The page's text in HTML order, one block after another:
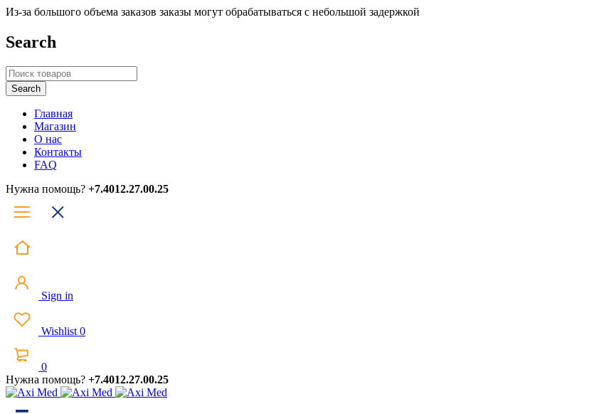
Из-за большого объема заказов заказы могут обрабатываться с небольшой задержкой
Search
Главная
Магазин
О нас
Контакты
FAQ
Нужна помощь? +7.4012.27.00.25
Sign in
Wishlist 0
0
Нужна помощь? +7.4012.27.00.25